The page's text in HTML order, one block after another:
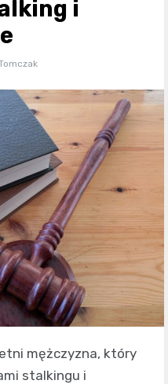
i
mężczyzna, który
stalkingu i